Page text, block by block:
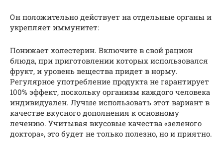
Он положительно действует на отдельные органы и
укрепляет иммунитет:
Понижает холестерин. Включите в свой рацион
блюда, при приготовлении которых использовался
фрукт, и уровень вещества придет в норму.
Регулярное употребление продукта не гарантирует
100% эффект, поскольку организм каждого человека
индивидуален. Лучше использовать этот вариант в
качестве вкусного дополнения к основному
лечению. Учитывая вкусовые качества «зеленого
доктора», это будет не только полезно, но и приятно.